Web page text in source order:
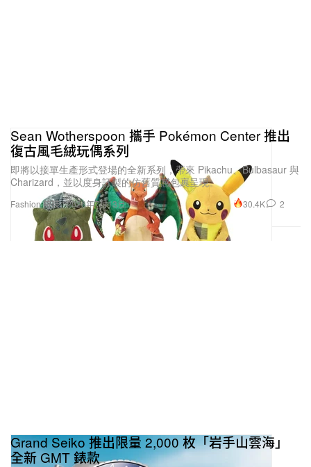
Fashion 時裝
Sean Wotherspoon 攜手 Pokémon Center 推出
復古風毛絨玩偶系列
即將以接單生產形式登場的全新系列，帶來 Pikachu、Bulbasaur 與
Charizard，並以度身訂製的仿舊質感包裹呈現。
2026年7月13日 30.4K 2
Grand Seiko 推出限量 2,000 枚「岩手山雲海」
全新 GMT 錶款